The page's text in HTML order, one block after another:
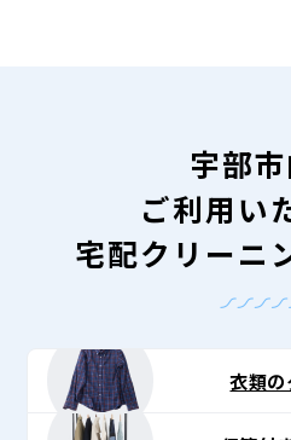
ト〉
宇部
ご利用い
宅配クリーニ
衣類